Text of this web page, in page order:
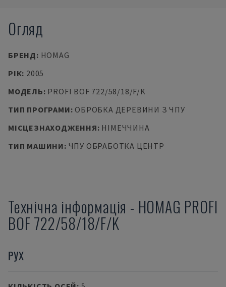
Огляд
БРЕНД: HOMAG
РІК: 2005
МОДЕЛЬ: PROFI BOF 722/58/18/F/K
ТИП ПРОГРАМИ: ОБРОБКА ДЕРЕВИНИ З ЧПУ
МІСЦЕЗНАХОДЖЕННЯ: НІМЕЧЧИНА
ТИП МАШИНИ: ЧПУ ОБРАБОТКА ЦЕНТР
Технічна інформація - HOMAG PROFI
BOF 722/58/18/F/K
РУХ